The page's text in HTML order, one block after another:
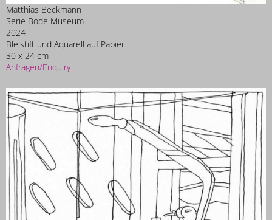
Matthias Beckmann
Serie Bode Museum
2024
Bleistift und Aquarell auf Papier
30 x 24 cm
Anfragen/Enquiry